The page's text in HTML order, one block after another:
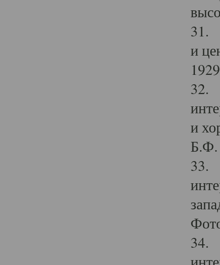
31.
и
32.
и
Б.Ф.
33.
34.